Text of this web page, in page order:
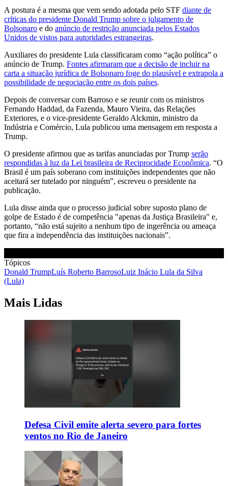
A postura é a mesma que vem sendo adotada pelo STF diante de
críticas do presidente Donald Trump sobre o julgamento de
Bolsonaro e do anúncio de restrição anunciada pelos Estados
Unidos de vistos para autoridades estrangeiras.
Auxiliares do presidente Lula classificaram como “ação política” o
anúncio de Trump. Fontes afirmaram que a decisão de incluir na
carta a situação jurídica de Bolsonaro foge do plausível e extrapola a
possibilidade de negociação entre os dois países.
Depois de conversar com Barroso e se reunir com os ministros
Fernando Haddad, da Fazenda, Mauro Vieira, das Relações
Exteriores, e o vice-presidente Geraldo Alckmin, ministro da
Indústria e Comércio, Lula publicou uma mensagem em resposta a
Trump.
O presidente afirmou que as tarifas anunciadas por Trump serão
respondidas à luz da Lei brasileira de Reciprocidade Econômica. “O
Brasil é um país soberano com instituições independentes que não
aceitará ser tutelado por ninguém”, escreveu o presidente na
publicação.
Lula disse ainda que o processo judicial sobre suposto plano de
golpe de Estado é de competência "apenas da Justiça Brasileira" e,
portanto, “não está sujeito a nenhum tipo de ingerência ou ameaça
que fira a independência das instituições nacionais”.
Tópicos
Donald TrumpLuís Roberto BarrosoLuiz Inácio Lula da Silva
(Lula)
Mais Lidas
Defesa Civil emite alerta severo para fortes
ventos no Rio de Janeiro